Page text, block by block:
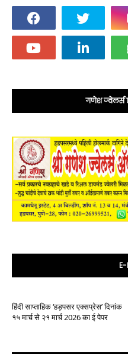
गणेश ज्वेलर्स
E-
हिंदी साप्ताहिक ‘हड़पसर एक्सप्रेस’ दिनांक
१५ मार्च से २१ मार्च 2026 का ई पेपर